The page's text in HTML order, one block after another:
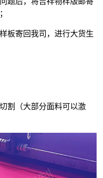
板寄回我司，进行大货生
割（大部分面料可以激